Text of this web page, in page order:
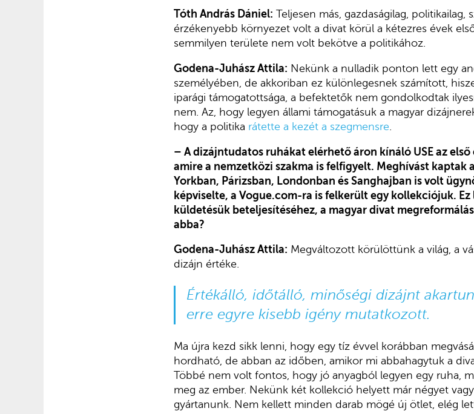
Tóth András Dániel: Teljesen más, gazdaságilag, politikailag,
érzékenyebb környezet volt a divat körül a kétezres évek
semmilyen területe nem volt bekötve a politikához.
Godena-Juhász Attila: Nekünk a nulladik ponton lett egy
személyében, de akkoriban ez különlegesnek számított,
iparági támogatottsága, a befektetők nem gondolkodtak
nem. Az, hogy legyen állami támogatásuk a magyar
hogy a politika rátette a kezét a szegmensre.
– A dizájntudatos ruhákat elérhető áron kínáló USE az
amire a nemzetközi szakma is felfigyelt. Meghívást kaptak a
Yorkban, Párizsban, Londonban és Sanghajban is volt
képviselte, a Vogue.com-ra is felkerült egy kollekciójuk. Ez
küldetésük beteljesítéséhez, a magyar divat
abba?
Godena-Juhász Attila: Megváltozott körülöttünk a világ, a
dizájn értéke.
Értékálló, időtálló, minőségi dizájnt
erre egyre kisebb igény mutatkozott.
Ma újra kezd sikk lenni, hogy egy tíz évvel korábban
hordható, de abban az időben, amikor mi abbahagytuk a
Többé nem volt fontos, hogy jó anyagból legyen egy ruha,
meg az ember. Nekünk két kollekció helyett már négyet
gyártanunk. Nem kellett minden darab mögé új ötlet, elég